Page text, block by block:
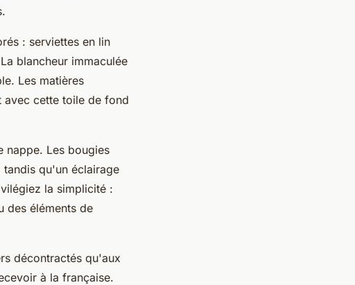
: serviettes en lin
blancheur immaculée
Les matières
avec cette toile de fond
nappe. Les bougies
qu'un éclairage
la simplicité :
des éléments de
décontractés qu'aux
à la française.